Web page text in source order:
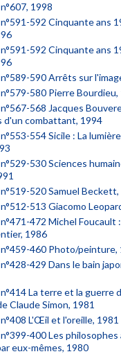
1998
592 Cinquante ans
592 Cinquante ans
590 Arrêts sur
580 Pierre Bourdieu,
568 Jacques
d'un combattant, 1994
554 Sicile : La
530 Sciences
520 Samuel
513 Giacomo
472 Michel Foucault
1986
460 Photo/peinture,
429 Dans le bain
La terre et la guerre
Claude Simon, 1981
L'Œil et l'oreille, 1981
400 Les philosophes
eux-mêmes, 1980